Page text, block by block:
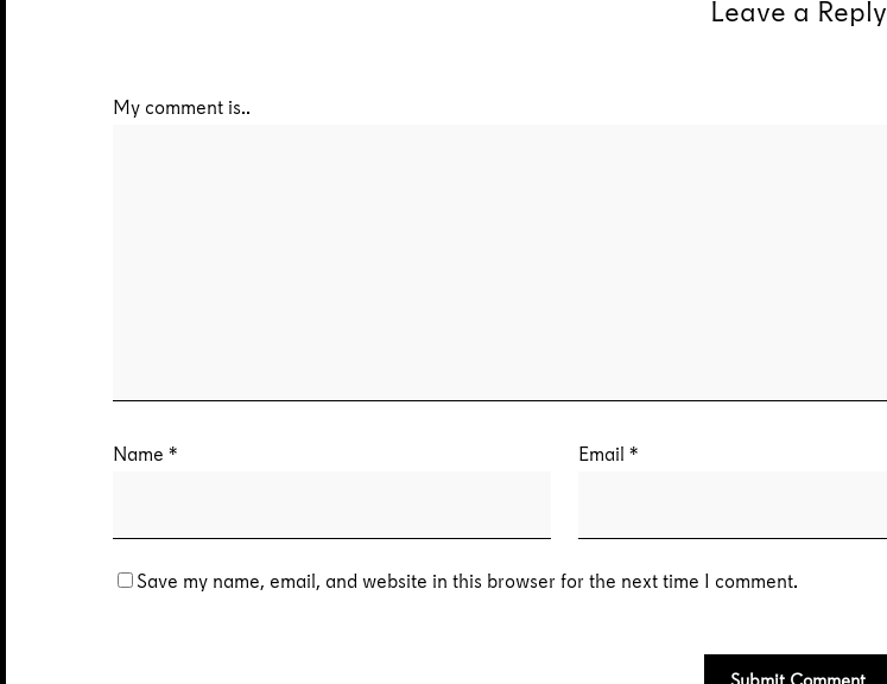
Leave a Reply
My comment is..
Name * Email*
Save my name, email, and website in this browser for the next time I comment.